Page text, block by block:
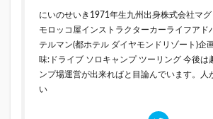
にいのせいき1971年生九州出身株式会社マ
モロッコ屋インストラクターカーライフアド
テルマン(都ホテル ダイヤモンドリゾート)企
味:ドライブ ソロキャンプ ツーリング 今後は
ンプ場運営が出来ればと目論んでいます。人
い